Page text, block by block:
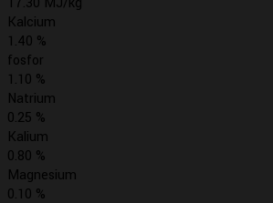
Kalcium
1.40 %
fosfor
1.10 %
Natrium
0.25 %
Kalium
0.80 %
Magnesium
0.10 %